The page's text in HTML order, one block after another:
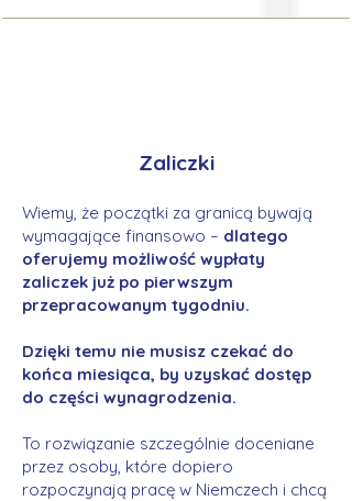
Zaliczki
Wiemy, że początki za granicą bywają
wymagające finansowo – dlatego
oferujemy możliwość wypłaty
zaliczek już po pierwszym
przepracowanym tygodniu.
Dzięki temu nie musisz czekać do
końca miesiąca, by uzyskać dostęp
do części wynagrodzenia.
To rozwiązanie szczególnie doceniane
przez osoby, które dopiero
rozpoczynają pracę w Niemczech i chcą